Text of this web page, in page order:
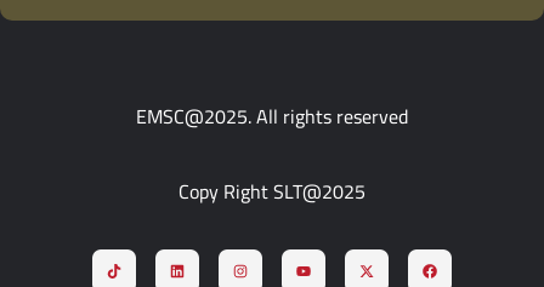
EMSC@2025. All rights reserved
Copy Right SLT@2025